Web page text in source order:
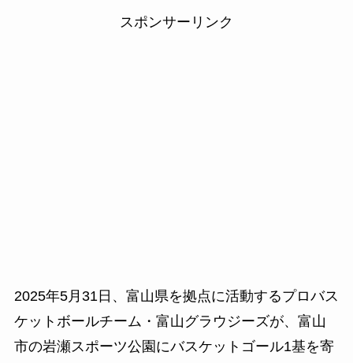
スポンサーリンク
2025年5月31日、富山県を拠点に活動するプロバス
ケットボールチーム・富山グラウジーズが、富山
市の岩瀬スポーツ公園にバスケットゴール1基を寄